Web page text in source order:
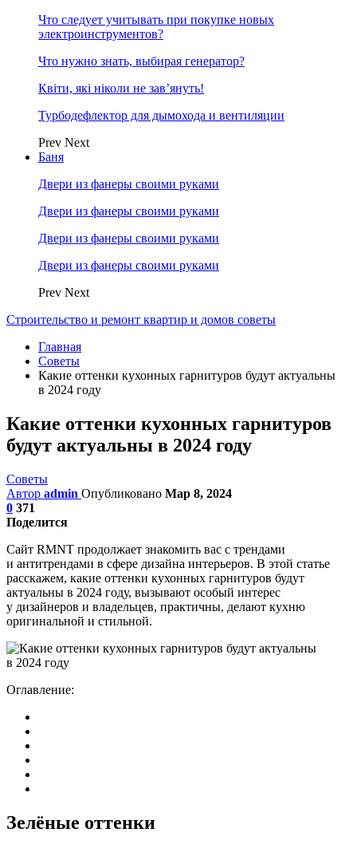
Что следует учитывать при покупке новых
электроинструментов?
Что нужно знать, выбирая генератор?
Квіти, які ніколи не зав’януть!
Турбодефлектор для дымохода и вентиляции
Prev Next
Баня
Двери из фанеры своими руками
Двери из фанеры своими руками
Двери из фанеры своими руками
Двери из фанеры своими руками
Prev Next
Строительство и ремонт квартир и домов советы
Главная
Советы
Какие оттенки кухонных гарнитуров будут актуальны
в 2024 году
Какие оттенки кухонных гарнитуров
будут актуальны в 2024 году
Советы
Автор admin Опубликовано Мар 8, 2024
0 371
Поделится
Сайт RMNT продолжает знакомить вас с трендами
и антитрендами в сфере дизайна интерьеров. В этой статье
расскажем, какие оттенки кухонных гарнитуров будут
актуальны в 2024 году, вызывают особый интерес
у дизайнеров и владельцев, практичны, делают кухню
оригинальной и стильной.
Оглавление:
Зелёные оттенки